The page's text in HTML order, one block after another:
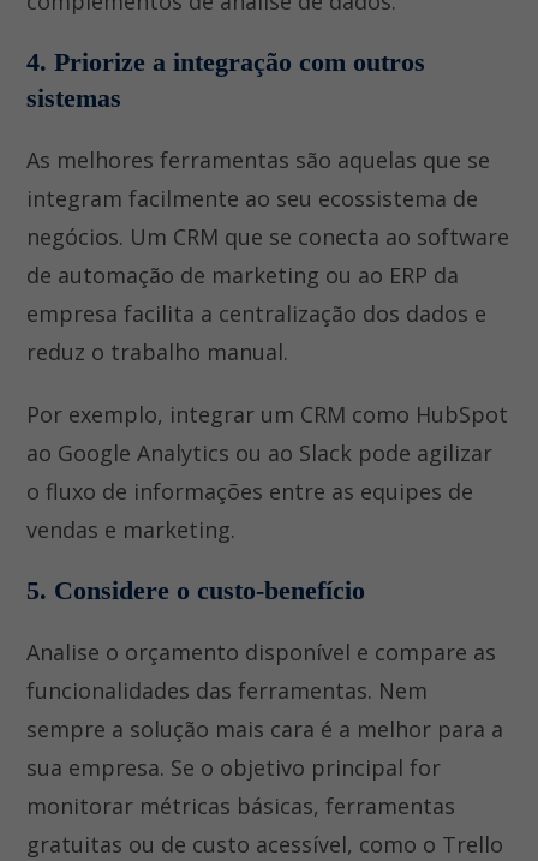
4. Priorize a integração com outros
sistemas
As melhores ferramentas são aquelas que se
integram facilmente ao seu ecossistema de
negócios. Um CRM que se conecta ao software
de automação de marketing ou ao ERP da
empresa facilita a centralização dos dados e
reduz o trabalho manual.
Por exemplo, integrar um CRM como HubSpot
ao Google Analytics ou ao Slack pode agilizar
o fluxo de informações entre as equipes de
vendas e marketing.
5. Considere o custo-benefício
Analise o orçamento disponível e compare as
funcionalidades das ferramentas. Nem
sempre a solução mais cara é a melhor para a
sua empresa. Se o objetivo principal for
monitorar métricas básicas, ferramentas
gratuitas ou de custo acessível, como o Trello